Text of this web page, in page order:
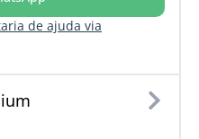
de ajuda via